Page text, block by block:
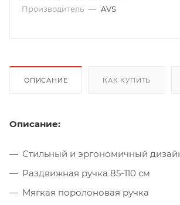
Производитель — AVS
ОПИСАНИЕ КАК КУПИТЬ
Описание:
Стильный и эргономичный
Раздвижная ручка 85-110 см
Мягкая поролоновая ручка